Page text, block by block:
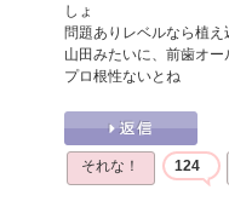
しょ
問題ありレベルなら植え
山田みたいに、前歯オ
プロ根性ないとね
それな！ 124